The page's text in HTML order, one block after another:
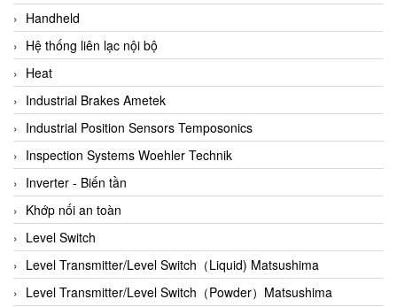
ASCO CO2
Asker
AT2E
ATC Pneumatic
ATEX System
ATI - IA
ATI (Analytical Technology Inc)
Atos
Atrax
Auma
Autec
Handheld
Hệ thống liên lạc nội bộ
Heat
Industrial Brakes Ametek
Industrial Position Sensors Temposonics
Inspection Systems Woehler Technik
Inverter - Biến tần
Khớp nối an toàn
Level Switch
Level Transmitter/Level Switch（Liquid) Matsushima
Level Transmitter/Level Switch（Powder）Matsushima